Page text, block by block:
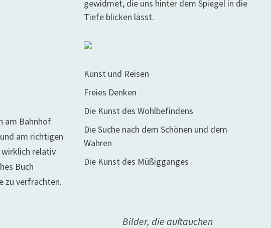
am Bahnhof
am richtigen
wirklich relativ
Buch
zu verfrachten.
gewidmet, die uns hinter dem Spiegel in die
Tiefe blicken lässt.
Kunst und Reisen
Freies Denken
Die Kunst des Wohlbefindens
Die Suche nach dem Schönen und dem
Wahren
Die Kunst des Müßigganges
Bilder, die auftauchen